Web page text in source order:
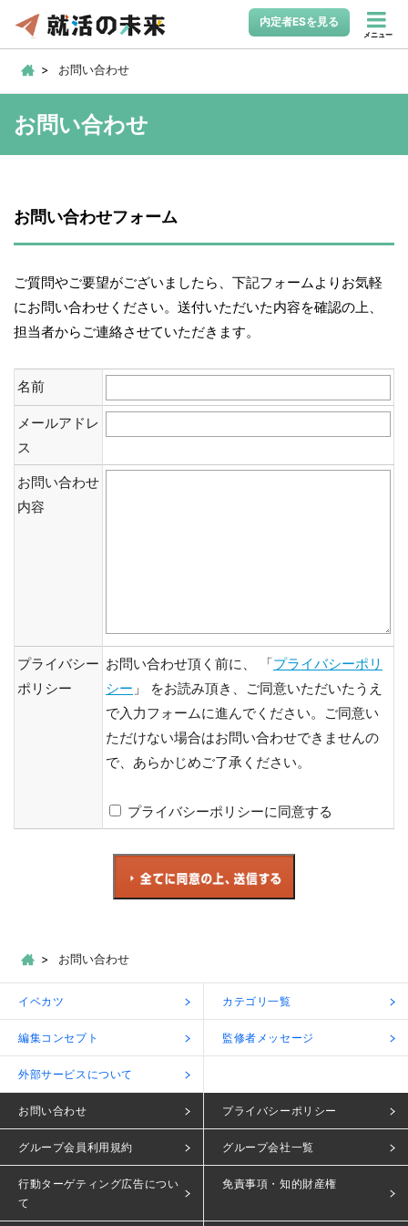
内定者ESを見る
メニュー
お問い合わせ
お問い合わせ
お問い合わせフォーム
ご質問やご要望がございましたら、下記フォームよりお気軽
にお問い合わせください。送付いただいた内容を確認の上、
担当者からご連絡させていただきます。
名前
メールアドレ
ス
お問い合わせ
内容
プライバシー
ポリシー
お問い合わせ頂く前に、 「プライバシーポリ
シー 」 をお読み頂き、ご同意いただいたうえ
で入力フォームに進んでください。ご同意い
ただけない場合はお問い合わせできませんの
で、あらかじめご了承ください。
プライバシーポリシーに同意する
お問い合わせ
イベカツ カテゴリ一覧
編集コンセプト 監修者メッセージ
外部サービスについて
お問い合わせ プライバシーポリシー
グループ会員利用規約 グループ会社一覧
行動ターゲティング広告につい
て
免責事項・知的財産権